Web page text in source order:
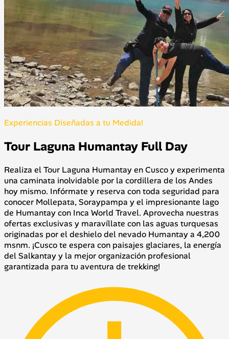
Experiencias Diseñadas a tu Medida!
Tour Laguna Humantay Full Day
Realiza el Tour Laguna Humantay en Cusco y experimenta
una caminata inolvidable por la cordillera de los Andes
hoy mismo. Infórmate y reserva con toda seguridad para
conocer Mollepata, Soraypampa y el impresionante lago
de Humantay con Inca World Travel. Aprovecha nuestras
ofertas exclusivas y maravíllate con las aguas turquesas
originadas por el deshielo del nevado Humantay a 4,200
msnm. ¡Cusco te espera con paisajes glaciares, la energía
del Salkantay y la mejor organización profesional
garantizada para tu aventura de trekking!